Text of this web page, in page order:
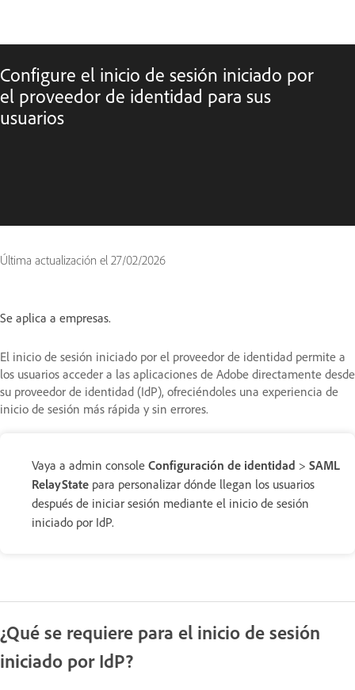
Configure el inicio de sesión iniciado por
el proveedor de identidad para sus
usuarios
Última actualización el 27/02/2026
Se aplica a empresas.
El inicio de sesión iniciado por el proveedor de identidad permite a
los usuarios acceder a las aplicaciones de Adobe directamente desde
su proveedor de identidad (IdP), ofreciéndoles una experiencia de
inicio de sesión más rápida y sin errores.
Vaya a admin console Configuración de identidad > SAML
RelayState para personalizar dónde llegan los usuarios
después de iniciar sesión mediante el inicio de sesión
iniciado por IdP.
¿Qué se requiere para el inicio de sesión
iniciado por IdP?